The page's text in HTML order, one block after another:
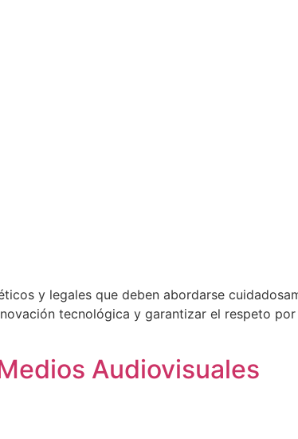
y legales que deben abordarse
tecnológica y garantizar el respeto
Audiovisuales